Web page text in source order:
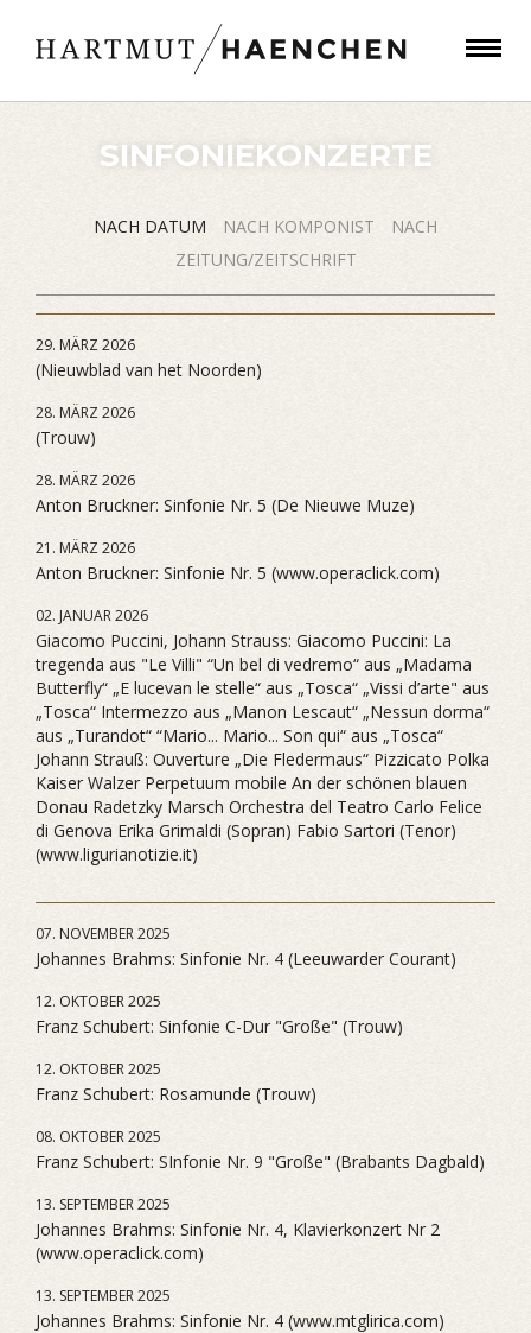
SINFONIEKONZERTE
NACH DATUM NACH KOMPONIST
NACH
ZEITUNG/ZEITSCHRIFT
29. MÄRZ 2026
(Nieuwblad van het Noorden)
28. MÄRZ 2026
(Trouw)
28. MÄRZ 2026
Anton Bruckner: Sinfonie Nr. 5 (De Nieuwe Muze)
21. MÄRZ 2026
Anton Bruckner: Sinfonie Nr. 5 (www.operaclick.com)
02. JANUAR 2026
Giacomo Puccini, Johann Strauss: Giacomo Puccini: La
tregenda aus "Le Villi" “Un bel di vedremo“ aus „Madama
Butterfly“ „E lucevan le stelle“ aus „Tosca“ „Vissi d’arte" aus
„Tosca“ Intermezzo aus „Manon Lescaut“ „Nessun dorma“
aus „Turandot“ “Mario... Mario... Son qui“ aus „Tosca“
Johann Strauß: Ouverture „Die Fledermaus“ Pizzicato Polka
Kaiser Walzer Perpetuum mobile An der schönen blauen
Donau Radetzky Marsch Orchestra del Teatro Carlo Felice
di Genova Erika Grimaldi (Sopran) Fabio Sartori (Tenor)
(www.ligurianotizie.it)
07. NOVEMBER 2025
Johannes Brahms: Sinfonie Nr. 4 (Leeuwarder Courant)
12. OKTOBER 2025
Franz Schubert: Sinfonie C-Dur "Große" (Trouw)
12. OKTOBER 2025
Franz Schubert: Rosamunde (Trouw)
08. OKTOBER 2025
Franz Schubert: SInfonie Nr. 9 "Große" (Brabants Dagbald)
13. SEPTEMBER 2025
Johannes Brahms: Sinfonie Nr. 4, Klavierkonzert Nr 2
(www.operaclick.com)
13. SEPTEMBER 2025
Johannes Brahms: Sinfonie Nr. 4 (www.mtglirica.com)